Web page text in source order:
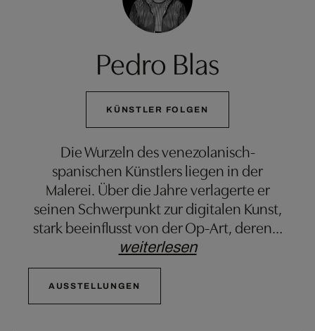
Pedro Blas
KÜNSTLER FOLGEN
Die Wurzeln des venezolanisch-
spanischen Künstlers liegen in der
Malerei. Über die Jahre verlagerte er
seinen Schwerpunkt zur digitalen Kunst,
stark beeinflusst von der Op-Art, deren…
weiterlesen
AUSSTELLUNGEN